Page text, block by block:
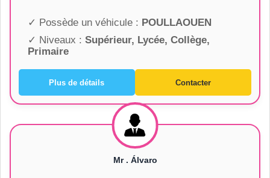
✓ Possède un véhicule : POULLAOUEN
✓ Niveaux : Supérieur, Lycée, Collège,
Primaire
Plus de détails Contacter
Mr . Álvaro